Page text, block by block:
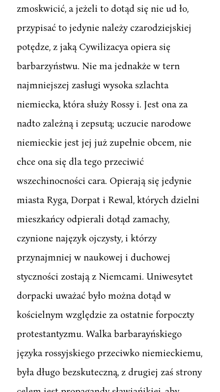
zmoskwicić, a jeżeli to dotąd się nie ud ło,
przypisać to jedynie należy czarodziejskiej
potędze, z jaką Cywilizacya opiera się
barbarzyństwu. Nie ma jednakże w tern
najmniejszej zasługi wysoka szlachta
niemiecka, która służy Rossy i. Jest ona za
nadto zależną i zepsutą; uczucie narodowe
niemieckie jest jej już zupełnie obcem, nie
chce ona się dla tego przeciwić
wszechinocności cara. Opierają się jedynie
miasta Ryga, Dorpat i Rewal, których dzielni
mieszkańcy odpierali dotąd zamachy,
czynione najęzyk ojczysty, i którzy
przynajmniej w naukowej i duchowej
styczności zostają z Niemcami. Uniwesytet
dorpacki uważać było można dotąd w
kościelnym względzie za ostatnie forpoczty
protestantyzmu. Walka barbarayńskiego
języka rossyjskiego przeciwko niemieckiemu,
była długo bezskuteczną, z drugiej zaś strony